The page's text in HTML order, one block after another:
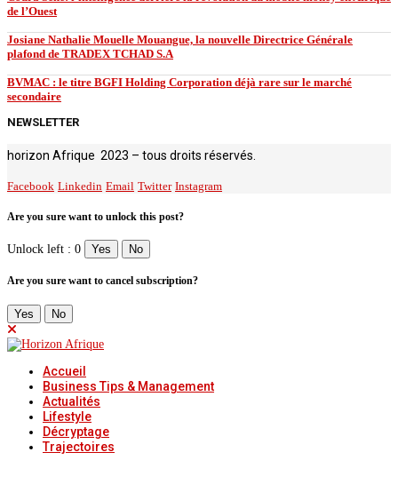
de l’Ouest
Josiane Nathalie Mouelle Mouangue, la nouvelle Directrice Générale
plafond de TRADEX TCHAD S.A
BVMAC : le titre BGFI Holding Corporation déjà rare sur le marché
secondaire
NEWSLETTER
horizon Afrique 2023 – tous droits réservés.
Facebook Linkedin Email Twitter Instagram
Are you sure want to unlock this post?
Unlock left : 0 Yes No
Are you sure want to cancel subscription?
Yes No
Accueil
Business Tips & Management
Actualités
Lifestyle
Décryptage
Trajectoires